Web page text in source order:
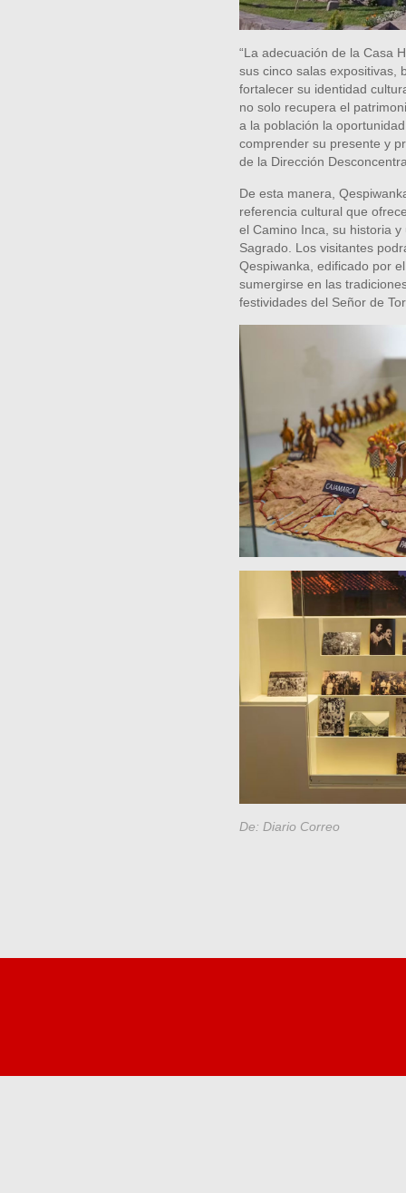
“La adecuación de la Casa
sus cinco salas expositivas,
fortalecer su identidad
no solo recupera el
a la población la
comprender su presente y
de la Dirección
De esta manera,
referencia cultural que
el Camino Inca, su historia
Sagrado. Los visitantes
Qespiwanka, edificado por
sumergirse en las
festividades del Señor de
De: Diario Correo